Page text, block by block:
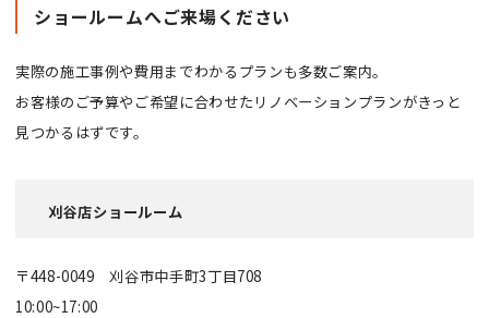
ショールームへご来場ください
実際の施工事例や費用までわかるプランも多数ご案内。
お客様のご予算やご希望に合わせたリノベーションプランがきっと
見つかるはずです。
刈谷店ショールーム
〒448-0049 刈谷市中手町3丁目708
10:00~17:00